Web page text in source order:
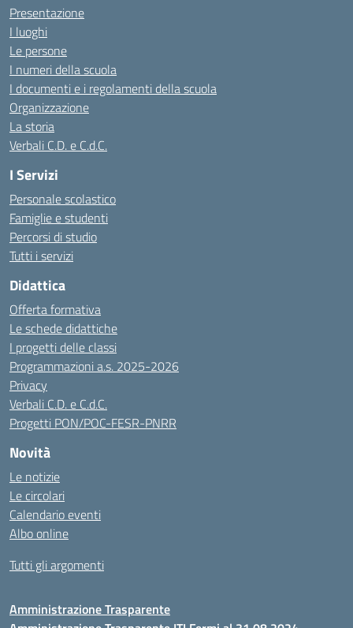
Presentazione
I luoghi
Le persone
I numeri della scuola
I documenti e i regolamenti della scuola
Organizzazione
La storia
Verbali C.D. e C.d.C.
I Servizi
Personale scolastico
Famiglie e studenti
Percorsi di studio
Tutti i servizi
Didattica
Offerta formativa
Le schede didattiche
I progetti delle classi
Programmazioni a.s. 2025-2026
Privacy
Verbali C.D. e C.d.C.
Progetti PON/POC-FESR-PNRR
Novità
Le notizie
Le circolari
Calendario eventi
Albo online
Tutti gli argomenti
Amministrazione Trasparente